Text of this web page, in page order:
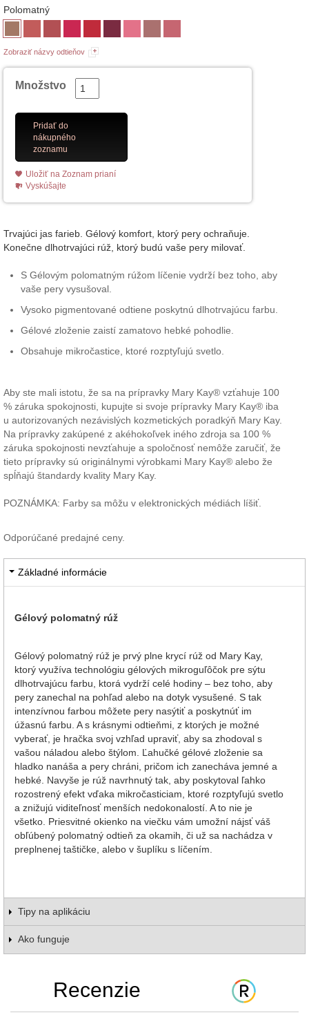
Polomatný
Zobraziť názvy odtieňov
Množstvo
Pridať do
nákupného
zoznamu
Uložiť na Zoznam prianí
Vyskúšajte
Trvajúci jas farieb. Gélový komfort, ktorý pery ochraňuje.
Konečne dlhotrvajúci rúž, ktorý budú vaše pery milovať.
S Gélovým polomatným rúžom líčenie vydrží bez toho, aby
vaše pery vysušoval.
Vysoko pigmentované odtiene poskytnú dlhotrvajúcu farbu.
Gélové zloženie zaistí zamatovo hebké pohodlie.
Obsahuje mikročastice, ktoré rozptyľujú svetlo.
Aby ste mali istotu, že sa na prípravky Mary Kay® vzťahuje 100
% záruka spokojnosti, kupujte si svoje prípravky Mary Kay® iba
u autorizovaných nezávislých kozmetických poradkýň Mary Kay.
Na prípravky zakúpené z akéhokoľvek iného zdroja sa 100 %
záruka spokojnosti nevzťahuje a spoločnosť nemôže zaručiť, že
tieto prípravky sú originálnymi výrobkami Mary Kay® alebo že
spĺňajú štandardy kvality Mary Kay.
POZNÁMKA: Farby sa môžu v elektronických médiách líšiť.
Odporúčané predajné ceny.
Základné informácie
Gélový polomatný rúž
Gélový polomatný rúž je prvý plne krycí rúž od Mary Kay,
ktorý využíva technológiu gélových mikroguľôčok pre sýtu
dlhotrvajúcu farbu, ktorá vydrží celé hodiny – bez toho, aby
pery zanechal na pohľad alebo na dotyk vysušené. S tak
intenzívnou farbou môžete pery nasýtiť a poskytnúť im
úžasnú farbu. A s krásnymi odtieňmi, z ktorých je možné
vyberať, je hračka svoj vzhľad upraviť, aby sa zhodoval s
vašou náladou alebo štýlom. Ľahučké gélové zloženie sa
hladko nanáša a pery chráni, pričom ich zanecháva jemné a
hebké. Navyše je rúž navrhnutý tak, aby poskytoval ľahko
rozostrený efekt vďaka mikročasticiam, ktoré rozptyľujú svetlo
a znižujú viditeľnosť menších nedokonalostí. A to nie je
všetko. Priesvitné okienko na viečku vám umožní nájsť váš
obľúbený polomatný odtieň za okamih, či už sa nachádza v
preplnenej taštičke, alebo v šuplíku s líčením.
Tipy na aplikáciu
Ako funguje
Recenzie